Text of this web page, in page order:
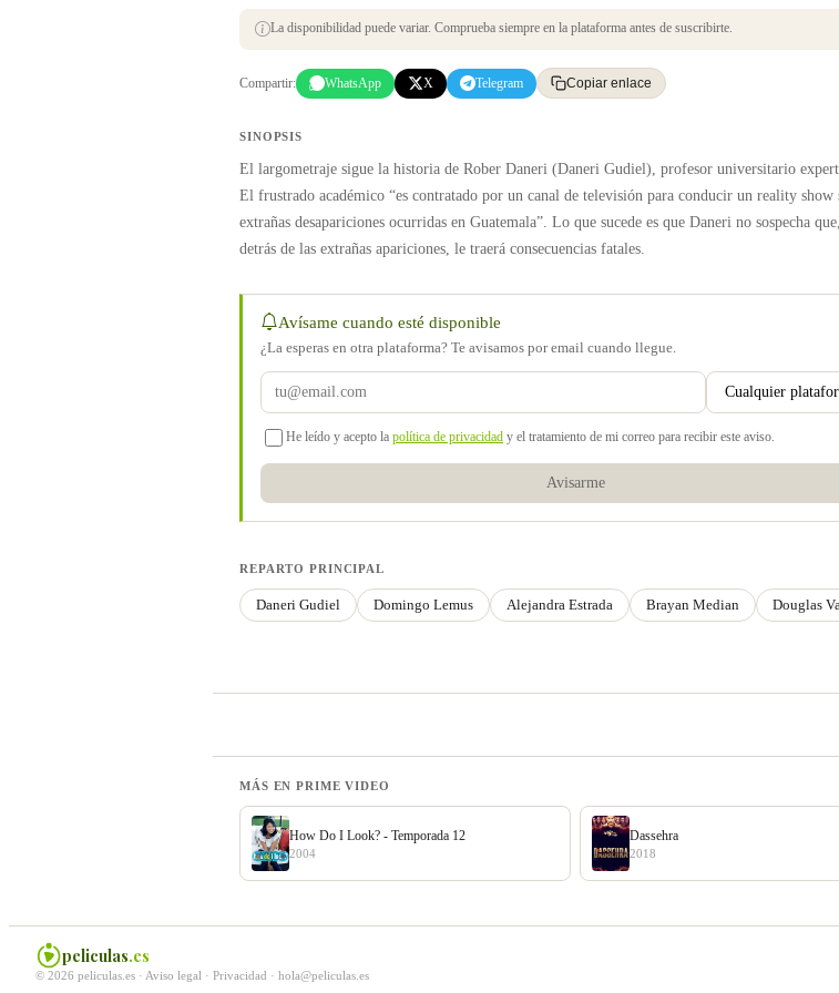
La disponibilidad puede variar. Comprueba siempre en la plataforma antes de suscribirte.
Compartir: WhatsApp X Telegram Copiar enlace
SINOPSIS
El largometraje sigue la historia de Rober Daneri (Daneri Gudiel), profesor universitario
El frustrado académico “es contratado por un canal de televisión para conducir un reality show
extrañas desapariciones ocurridas en Guatemala”. Lo que sucede es que Daneri no sospecha
detrás de las extrañas apariciones, le traerá consecuencias fatales.
Avísame cuando esté disponible
¿La esperas en otra plataforma? Te avisamos por email cuando llegue.
He leído y acepto la política de privacidad y el tratamiento de mi correo para recibir este aviso.
Avisarme
REPARTO PRINCIPAL
Daneri Gudiel Domingo Lemus Alejandra Estrada Brayan Median Douglas
MÁS EN PRIME VIDEO
How Do I Look? - Temporada 12
2004
Dassehra
2018
peliculas.es
© 2026 peliculas.es · Aviso legal · Privacidad · hola@peliculas.es